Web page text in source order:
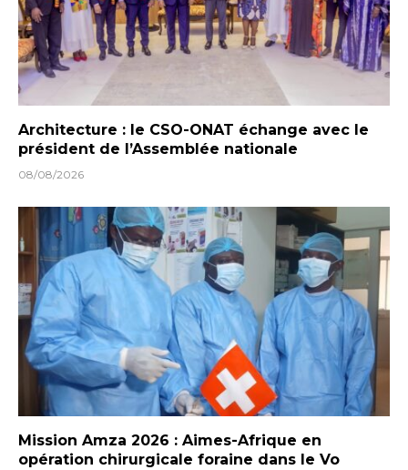
Architecture : le CSO-ONAT échange avec le
président de l’Assemblée nationale
08/08/2026
Mission Amza 2026 : Aimes-Afrique en
opération chirurgicale foraine dans le Vo